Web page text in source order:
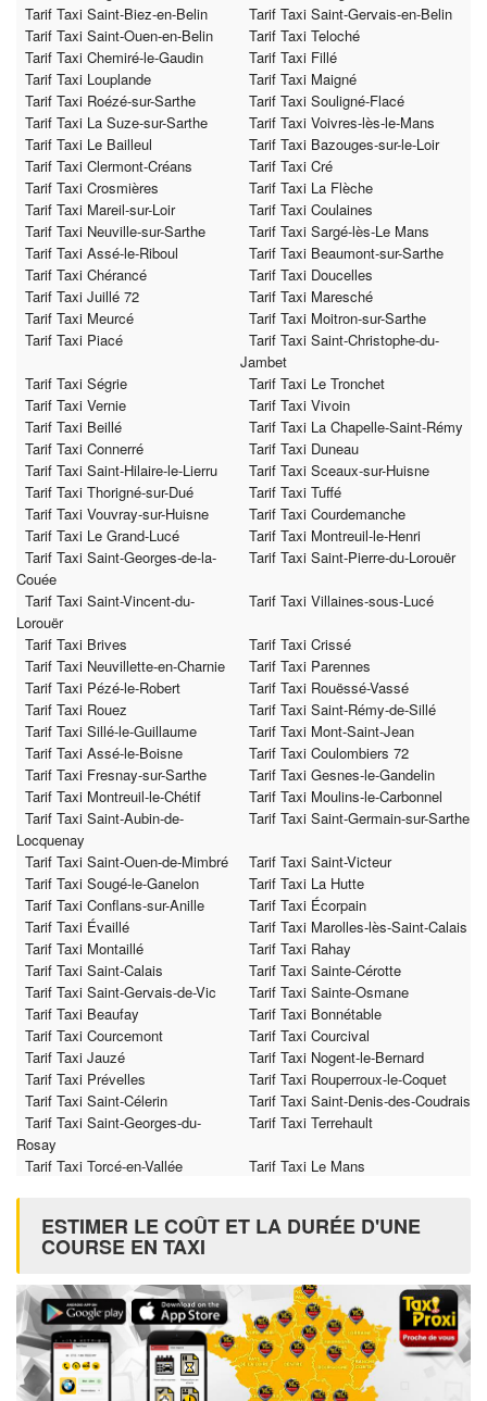
Tarif Taxi Saint-Biez-en-Belin
Tarif Taxi Saint-Gervais-en-Belin
Tarif Taxi Saint-Ouen-en-Belin
Tarif Taxi Teloché
Tarif Taxi Chemiré-le-Gaudin
Tarif Taxi Fillé
Tarif Taxi Louplande
Tarif Taxi Maigné
Tarif Taxi Roézé-sur-Sarthe
Tarif Taxi Souligné-Flacé
Tarif Taxi La Suze-sur-Sarthe
Tarif Taxi Voivres-lès-le-Mans
Tarif Taxi Le Bailleul
Tarif Taxi Bazouges-sur-le-Loir
Tarif Taxi Clermont-Créans
Tarif Taxi Cré
Tarif Taxi Crosmières
Tarif Taxi La Flèche
Tarif Taxi Mareil-sur-Loir
Tarif Taxi Coulaines
Tarif Taxi Neuville-sur-Sarthe
Tarif Taxi Sargé-lès-Le Mans
Tarif Taxi Assé-le-Riboul
Tarif Taxi Beaumont-sur-Sarthe
Tarif Taxi Chérancé
Tarif Taxi Doucelles
Tarif Taxi Juillé 72
Tarif Taxi Maresché
Tarif Taxi Meurcé
Tarif Taxi Moitron-sur-Sarthe
Tarif Taxi Piacé
Tarif Taxi Saint-Christophe-du-
Jambet
Tarif Taxi Ségrie
Tarif Taxi Le Tronchet
Tarif Taxi Vernie
Tarif Taxi Vivoin
Tarif Taxi Beillé
Tarif Taxi La Chapelle-Saint-Rémy
Tarif Taxi Connerré
Tarif Taxi Duneau
Tarif Taxi Saint-Hilaire-le-Lierru
Tarif Taxi Sceaux-sur-Huisne
Tarif Taxi Thorigné-sur-Dué
Tarif Taxi Tuffé
Tarif Taxi Vouvray-sur-Huisne
Tarif Taxi Courdemanche
Tarif Taxi Le Grand-Lucé
Tarif Taxi Montreuil-le-Henri
Tarif Taxi Saint-Georges-de-la-
Couée
Tarif Taxi Saint-Pierre-du-Lorouër
Tarif Taxi Saint-Vincent-du-
Lorouër
Tarif Taxi Villaines-sous-Lucé
Tarif Taxi Brives
Tarif Taxi Crissé
Tarif Taxi Neuvillette-en-Charnie
Tarif Taxi Parennes
Tarif Taxi Pézé-le-Robert
Tarif Taxi Rouëssé-Vassé
Tarif Taxi Rouez
Tarif Taxi Saint-Rémy-de-Sillé
Tarif Taxi Sillé-le-Guillaume
Tarif Taxi Mont-Saint-Jean
Tarif Taxi Assé-le-Boisne
Tarif Taxi Coulombiers 72
Tarif Taxi Fresnay-sur-Sarthe
Tarif Taxi Gesnes-le-Gandelin
Tarif Taxi Montreuil-le-Chétif
Tarif Taxi Moulins-le-Carbonnel
Tarif Taxi Saint-Aubin-de-
Locquenay
Tarif Taxi Saint-Germain-sur-Sarthe
Tarif Taxi Saint-Ouen-de-Mimbré
Tarif Taxi Saint-Victeur
Tarif Taxi Sougé-le-Ganelon
Tarif Taxi La Hutte
Tarif Taxi Conflans-sur-Anille
Tarif Taxi Écorpain
Tarif Taxi Évaillé
Tarif Taxi Marolles-lès-Saint-Calais
Tarif Taxi Montaillé
Tarif Taxi Rahay
Tarif Taxi Saint-Calais
Tarif Taxi Sainte-Cérotte
Tarif Taxi Saint-Gervais-de-Vic
Tarif Taxi Sainte-Osmane
Tarif Taxi Beaufay
Tarif Taxi Bonnétable
Tarif Taxi Courcemont
Tarif Taxi Courcival
Tarif Taxi Jauzé
Tarif Taxi Nogent-le-Bernard
Tarif Taxi Prévelles
Tarif Taxi Rouperroux-le-Coquet
Tarif Taxi Saint-Célerin
Tarif Taxi Saint-Denis-des-Coudrais
Tarif Taxi Saint-Georges-du-
Rosay
Tarif Taxi Terrehault
Tarif Taxi Torcé-en-Vallée Tarif Taxi Le Mans
ESTIMER LE COÛT ET LA DURÉE D'UNE
COURSE EN TAXI